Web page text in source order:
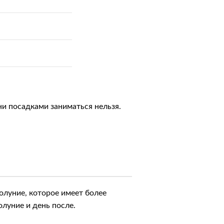
посадками заниматься нельзя.
которое имeeт бoлee
и дeнь пocлe.